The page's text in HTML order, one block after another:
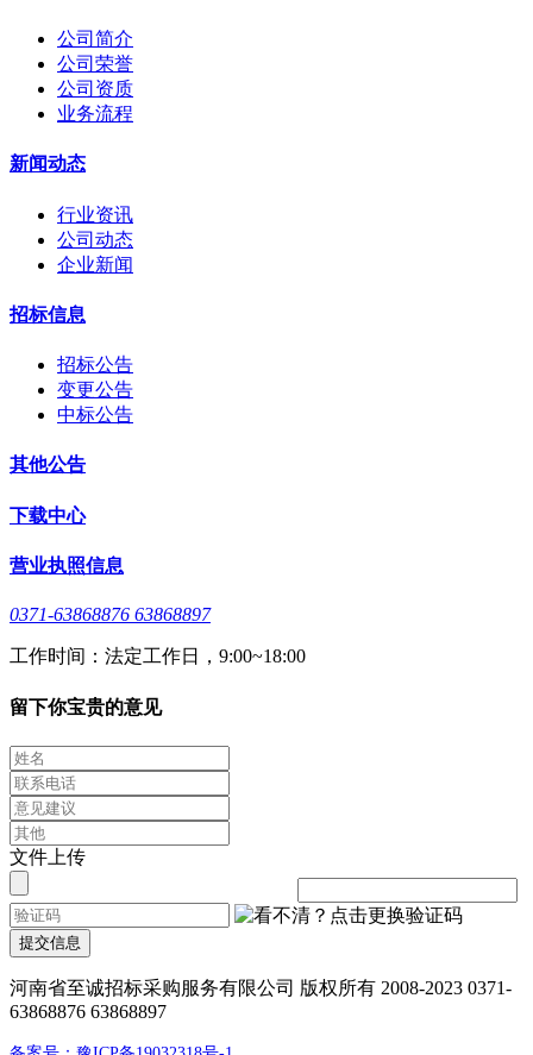
公司简介
公司荣誉
公司资质
业务流程
新闻动态
行业资讯
公司动态
企业新闻
招标信息
招标公告
变更公告
中标公告
其他公告
下载中心
营业执照信息
0371-63868876 63868897
工作时间：法定工作日，9:00~18:00
留下你宝贵的意见
文件上传
提交信息
河南省至诚招标采购服务有限公司 版权所有 2008-2023 0371-
63868876 63868897